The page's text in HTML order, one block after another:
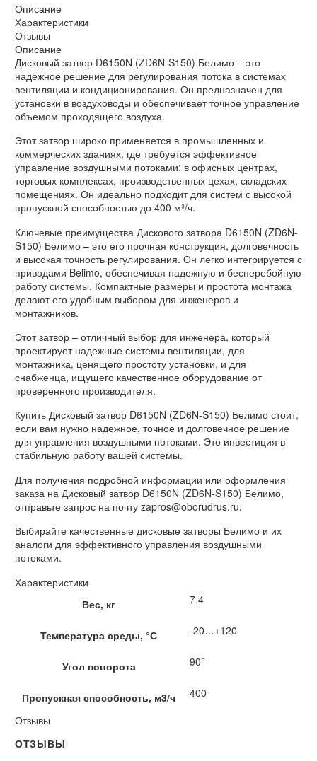
Описание
Характеристики
Отзывы
Описание
Дисковый затвор D6150N (ZD6N-S150) Белимо – это
надежное решение для регулирования потока в системах
вентиляции и кондиционирования. Он предназначен для
установки в воздуховоды и обеспечивает точное управление
объемом проходящего воздуха.
Этот затвор широко применяется в промышленных и
коммерческих зданиях, где требуется эффективное
управление воздушными потоками: в офисных центрах,
торговых комплексах, производственных цехах, складских
помещениях. Он идеально подходит для систем с высокой
пропускной способностью до 400 м³/ч.
Ключевые преимущества Дискового затвора D6150N (ZD6N-
S150) Белимо – это его прочная конструкция, долговечность
и высокая точность регулирования. Он легко интегрируется с
приводами Belimo, обеспечивая надежную и бесперебойную
работу системы. Компактные размеры и простота монтажа
делают его удобным выбором для инженеров и
монтажников.
Этот затвор – отличный выбор для инженера, который
проектирует надежные системы вентиляции, для
монтажника, ценящего простоту установки, и для
снабженца, ищущего качественное оборудование от
проверенного производителя.
Купить Дисковый затвор D6150N (ZD6N-S150) Белимо стоит,
если вам нужно надежное, точное и долговечное решение
для управления воздушными потоками. Это инвестиция в
стабильную работу вашей системы.
Для получения подробной информации или оформления
заказа на Дисковый затвор D6150N (ZD6N-S150) Белимо,
отправьте запрос на почту zapros@oborudrus.ru.
Выбирайте качественные дисковые затворы Белимо и их
аналоги для эффективного управления воздушными
потоками.
Характеристики
Вес, кг
7.4
Температура среды, °С -20…+120
Угол поворота 90°
Пропускная способность, м3/ч
400
Отзывы
ОТЗЫВЫ